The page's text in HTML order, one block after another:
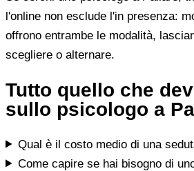
l'online non esclude l'in presenza:
offrono entrambe le modalità,
scegliere o alternare.
Tutto quello che
sullo psicologo a
Qual è il costo medio di una
Come capire se hai bisogno di